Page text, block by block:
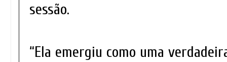
sessão.
“Ela emergiu como uma